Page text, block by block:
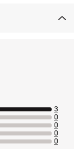
3
0
0
0
0